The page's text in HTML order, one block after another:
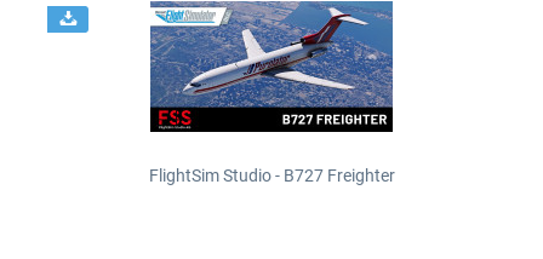
FlightSim Studio - B727 Freighter